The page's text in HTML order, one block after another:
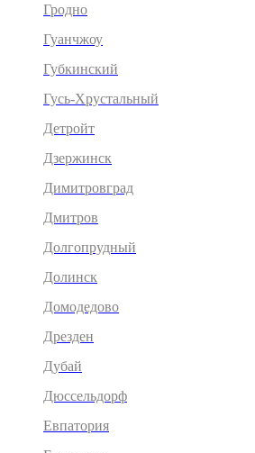
Гродно
Гуанчжоу
Губкинский
Гусь-Хрустальный
Детройт
Дзержинск
Димитровград
Дмитров
Долгопрудный
Долинск
Домодедово
Дрезден
Дубай
Дюссельдорф
Евпатория